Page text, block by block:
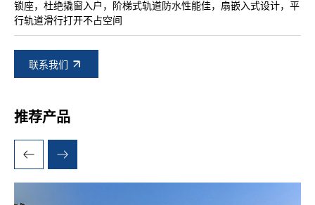
锁座，杜绝撬窗入户，阶梯式轨道防水性能佳，扇嵌入式设计，平
行轨道滑行打开不占空间
联系我们
推荐产品